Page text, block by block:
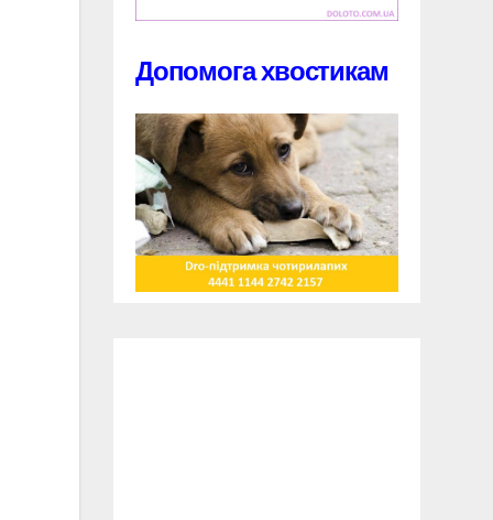
Допомога хвостикам